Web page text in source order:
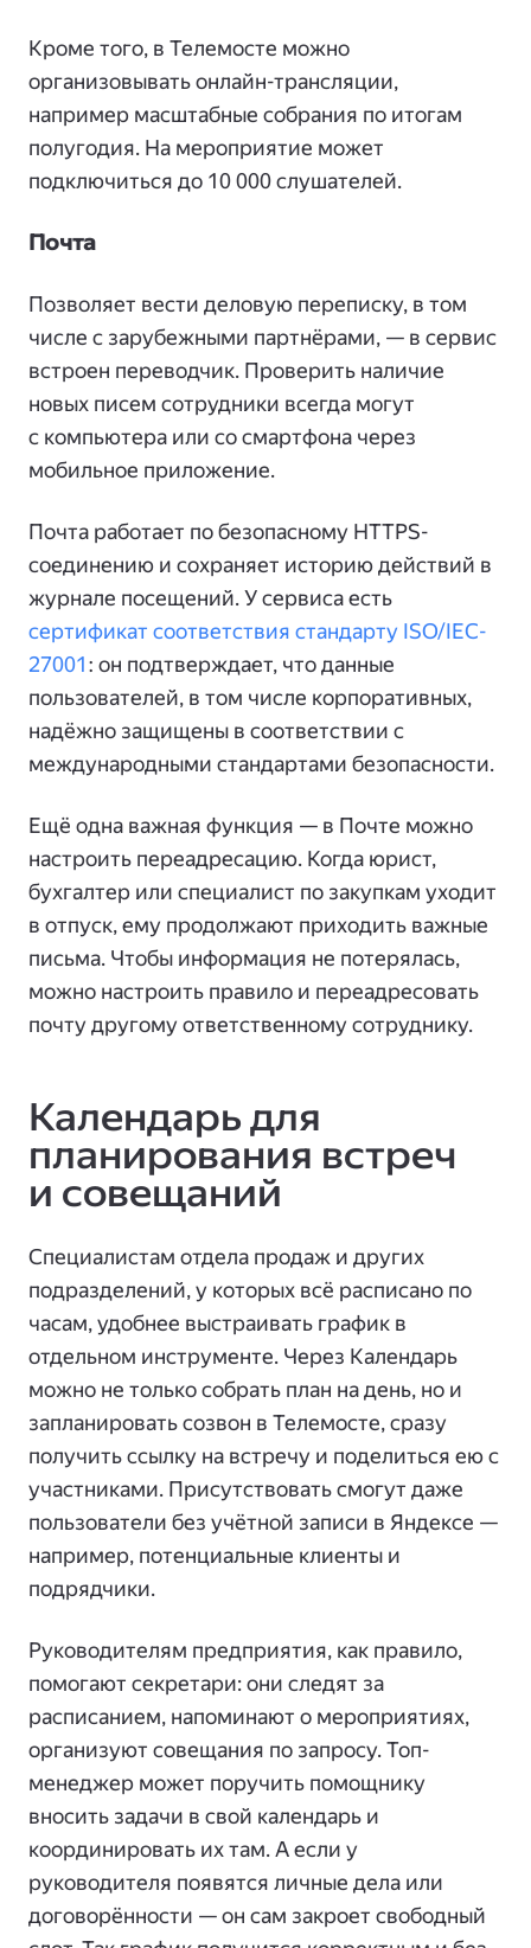
Кроме того, в Телемосте можно
организовывать онлайн-трансляции,
например масштабные собрания по итогам
полугодия. На мероприятие может
подключиться до 10 000 слушателей.
Почта
Позволяет вести деловую переписку, в том
числе с зарубежными партнёрами, — в сервис
встроен переводчик. Проверить наличие
новых писем сотрудники всегда могут
с компьютера или со смартфона через
мобильное приложение.
Почта работает по безопасному HTTPS-
соединению и сохраняет историю действий в
журнале посещений. У сервиса есть
сертификат соответствия стандарту ISO/IEC-
27001: он подтверждает, что данные
пользователей, в том числе корпоративных,
надёжно защищены в соответствии с
международными стандартами безопасности.
Ещё одна важная функция — в Почте можно
настроить переадресацию. Когда юрист,
бухгалтер или специалист по закупкам уходит
в отпуск, ему продолжают приходить важные
письма. Чтобы информация не потерялась,
можно настроить правило и переадресовать
почту другому ответственному сотруднику.
Календарь для
планирования встреч
и совещаний
Специалистам отдела продаж и других
подразделений, у которых всё расписано по
часам, удобнее выстраивать график в
отдельном инструменте. Через Календарь
можно не только собрать план на день, но и
запланировать созвон в Телемосте, сразу
получить ссылку на встречу и поделиться ею с
участниками. Присутствовать смогут даже
пользователи без учётной записи в Яндексе —
например, потенциальные клиенты и
подрядчики.
Руководителям предприятия, как правило,
помогают секретари: они следят за
расписанием, напоминают о мероприятиях,
организуют совещания по запросу. Топ-
менеджер может поручить помощнику
вносить задачи в свой календарь и
координировать их там. А если у
руководителя появятся личные дела или
договорённости — он сам закроет свободный